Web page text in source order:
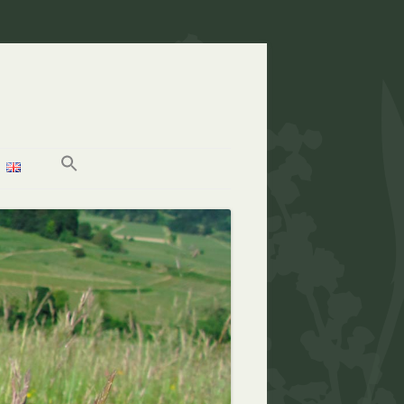
ARCHIV NACHRUFE